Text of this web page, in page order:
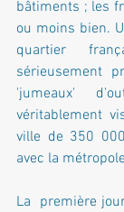
bâtiments ; les
ou moins bien.
quartier
sérieusement
'jumeaux'
véritablement
ville de 350
avec la
La  première